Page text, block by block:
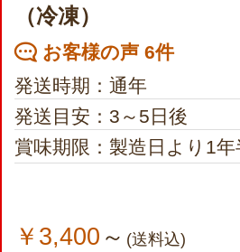
（冷凍）
お客様の声 6件
発送時期：通年
発送目安：3～5日後
賞味期限：製造日より1年
￥3,400 ～ (送料込)